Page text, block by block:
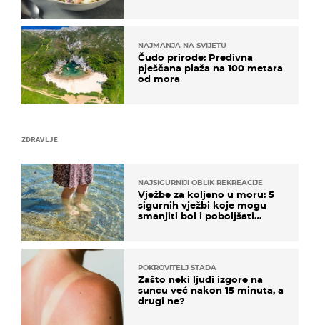
ZDRAVLJE
NAJSIGURNIJI OBLIK REKREACIJE
Vježbe za koljeno u moru: 5
sigurnih vježbi koje mogu
smanjiti bol i poboljšati
POKROVITELJ STADA
Zašto neki ljudi izgore na
suncu već nakon 15 minuta, a
drugi ne?
NAJMANJA NA SVIJETU
Čudo prirode: Predivna
pješčana plaža na 100 metara
od mora